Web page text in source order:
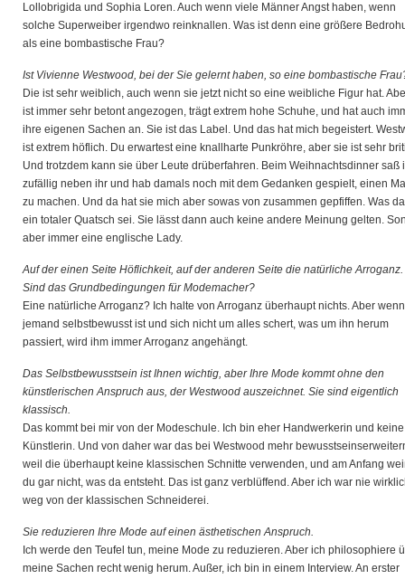
Lollobrigida und Sophia Loren. Auch wenn viele Männer Angst haben, wenn
solche Superweiber irgendwo reinknallen. Was ist denn eine größere
als eine bombastische Frau?
Ist Vivienne Westwood, bei der Sie gelernt haben, so eine bombastische
Die ist sehr weiblich, auch wenn sie jetzt nicht so eine weibliche Figur hat.
ist immer sehr betont angezogen, trägt extrem hohe Schuhe, und hat auch
ihre eigenen Sachen an. Sie ist das Label. Und das hat mich begeistert.
ist extrem höflich. Du erwartest eine knallharte Punkröhre, aber sie ist sehr
Und trotzdem kann sie über Leute drüberfahren. Beim Weihnachtsdinner saß
zufällig neben ihr und hab damals noch mit dem Gedanken gespielt, einen
zu machen. Und da hat sie mich aber sowas von zusammen gepfiffen. Was
ein totaler Quatsch sei. Sie lässt dann auch keine andere Meinung gelten.
aber immer eine englische Lady.
Auf der einen Seite Höflichkeit, auf der anderen Seite die natürliche Arroganz.
Sind das Grundbedingungen für Modemacher?
Eine natürliche Arroganz? Ich halte von Arroganz überhaupt nichts. Aber wenn
jemand selbstbewusst ist und sich nicht um alles schert, was um ihn herum
passiert, wird ihm immer Arroganz angehängt.
Das Selbstbewusstsein ist Ihnen wichtig, aber Ihre Mode kommt ohne den
künstlerischen Anspruch aus, der Westwood auszeichnet. Sie sind eigentlich
klassisch.
Das kommt bei mir von der Modeschule. Ich bin eher Handwerkerin und keine
Künstlerin. Und von daher war das bei Westwood mehr
weil die überhaupt keine klassischen Schnitte verwenden, und am Anfang
du gar nicht, was da entsteht. Das ist ganz verblüffend. Aber ich war nie
weg von der klassischen Schneiderei.
Sie reduzieren Ihre Mode auf einen ästhetischen Anspruch.
Ich werde den Teufel tun, meine Mode zu reduzieren. Aber ich philosophiere
meine Sachen recht wenig herum. Außer, ich bin in einem Interview. An erster